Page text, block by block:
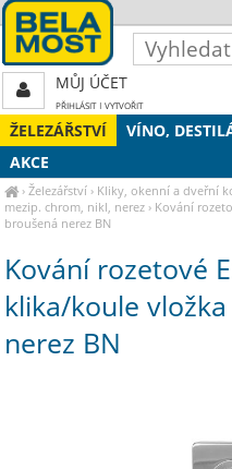
ŽELEZÁŘSTVÍ VÍNO,
AKCE
›Železářství › Kliky, okenní a dveřní
mezip. chrom, nikl, nerez › Kování
broušená nerez BN
Kování rozetové
klika/koule
nerez BN
MŮJ ÚČET
PŘIHLÁSIT| VYTVOŘIT